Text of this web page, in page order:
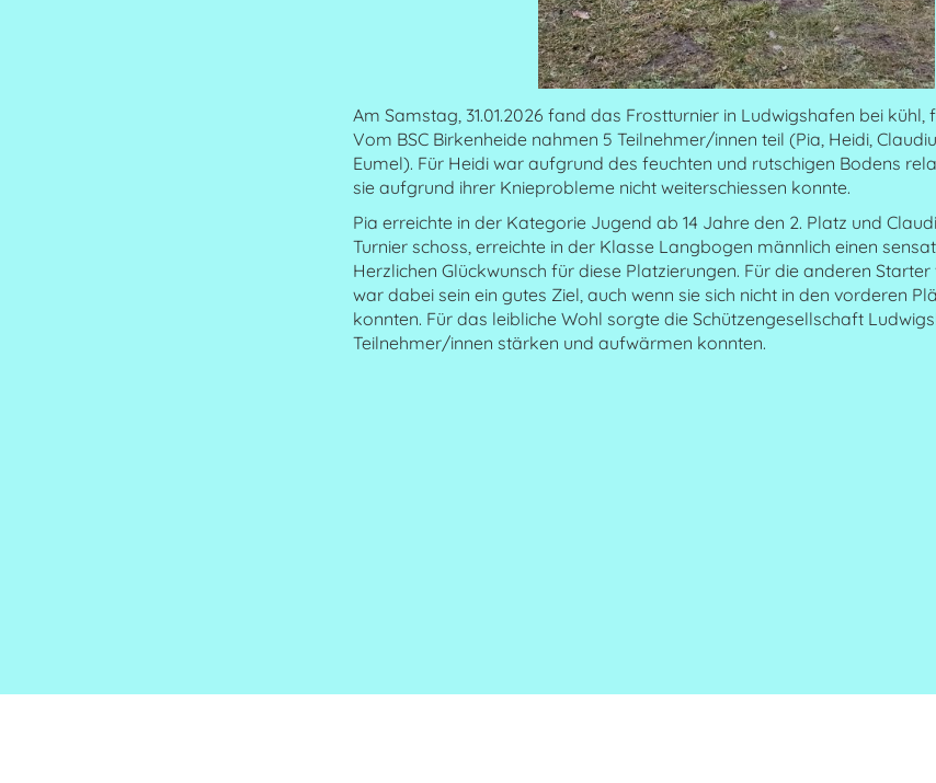
Am Samstag, 31.01.2026 fand das Frostturnier in Ludwigshafen bei kühl,
Vom BSC Birkenheide nahmen 5 Teilnehmer/innen teil (Pia, Heidi,
Eumel). Für Heidi war aufgrund des feuchten und rutschigen Bodens
sie aufgrund ihrer Knieprobleme nicht weiterschiessen konnte.
Pia erreichte in der Kategorie Jugend ab 14 Jahre den 2. Platz und
Turnier schoss, erreichte in der Klasse Langbogen männlich einen
Herzlichen Glückwunsch für diese Platzierungen. Für die anderen Starter
war dabei sein ein gutes Ziel, auch wenn sie sich nicht in den vorderen
konnten. Für das leibliche Wohl sorgte die Schützengesellschaft
Teilnehmer/innen stärken und aufwärmen konnten.